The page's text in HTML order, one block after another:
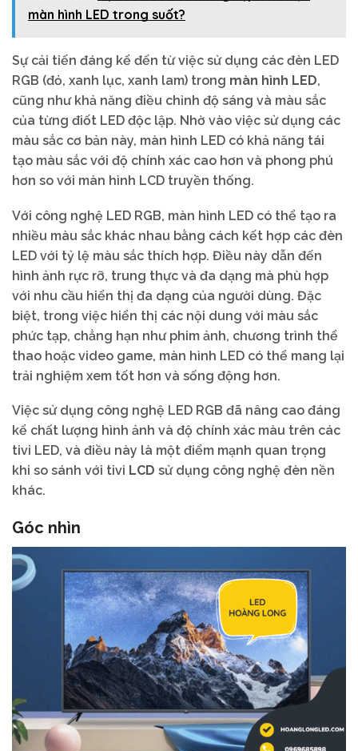
màn hình LED trong suốt?
Sự cải tiến đáng kể đến từ việc sử dụng các đèn LED
RGB (đỏ, xanh lục, xanh lam) trong màn hình LED,
cũng như khả năng điều chỉnh độ sáng và màu sắc
của từng điốt LED độc lập. Nhờ vào việc sử dụng các
màu sắc cơ bản này, màn hình LED có khả năng tái
tạo màu sắc với độ chính xác cao hơn và phong phú
hơn so với màn hình LCD truyền thống.
Với công nghệ LED RGB, màn hình LED có thể tạo ra
nhiều màu sắc khác nhau bằng cách kết hợp các đèn
LED với tỷ lệ màu sắc thích hợp. Điều này dẫn đến
hình ảnh rực rỡ, trung thực và đa dạng mà phù hợp
với nhu cầu hiển thị đa dạng của người dùng. Đặc
biệt, trong việc hiển thị các nội dung với màu sắc
phức tạp, chẳng hạn như phim ảnh, chương trình thể
thao hoặc video game, màn hình LED có thể mang lại
trải nghiệm xem tốt hơn và sống động hơn.
Việc sử dụng công nghệ LED RGB đã nâng cao đáng
kể chất lượng hình ảnh và độ chính xác màu trên các
tivi LED, và điều này là một điểm mạnh quan trọng
khi so sánh với tivi LCD sử dụng công nghệ đèn nền
khác.
Góc nhìn